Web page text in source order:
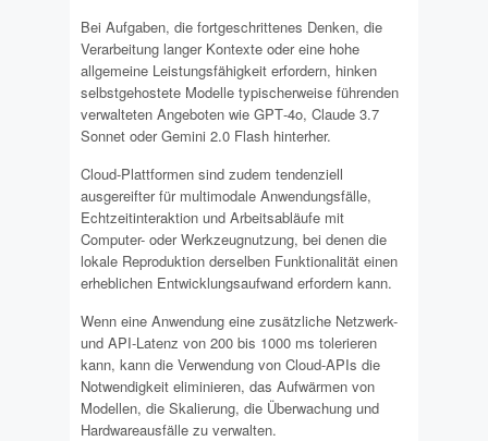
Bei Aufgaben, die fortgeschrittenes Denken, die
Verarbeitung langer Kontexte oder eine hohe
allgemeine Leistungsfähigkeit erfordern, hinken
selbstgehostete Modelle typischerweise führenden
verwalteten Angeboten wie GPT‐4o, Claude 3.7
Sonnet oder Gemini 2.0 Flash hinterher.
Cloud-Plattformen sind zudem tendenziell
ausgereifter für multimodale Anwendungsfälle,
Echtzeitinteraktion und Arbeitsabläufe mit
Computer- oder Werkzeugnutzung, bei denen die
lokale Reproduktion derselben Funktionalität einen
erheblichen Entwicklungsaufwand erfordern kann.
Wenn eine Anwendung eine zusätzliche Netzwerk-
und API-Latenz von 200 bis 1000 ms tolerieren
kann, kann die Verwendung von Cloud-APIs die
Notwendigkeit eliminieren, das Aufwärmen von
Modellen, die Skalierung, die Überwachung und
Hardwareausfälle zu verwalten.